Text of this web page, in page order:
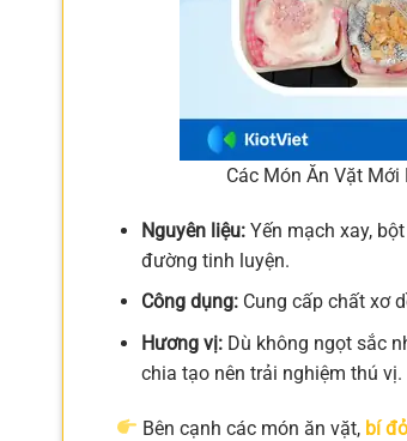
Các Món Ăn Vặt
Nguyên liệu:Yến mạch xay,
đường tinh luyện.
Công dụng:Cung cấp chất xơ
Hương vị:Dù không ngọt sắc
chia tạo nên trải nghiệm thú vị.
Bên cạnh các món ăn vặt, bí